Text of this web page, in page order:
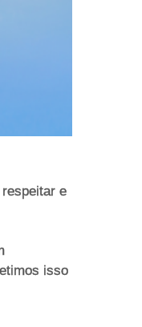
e
isso